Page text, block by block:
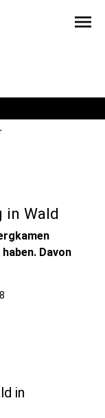
menu
in Wald
Davon
in